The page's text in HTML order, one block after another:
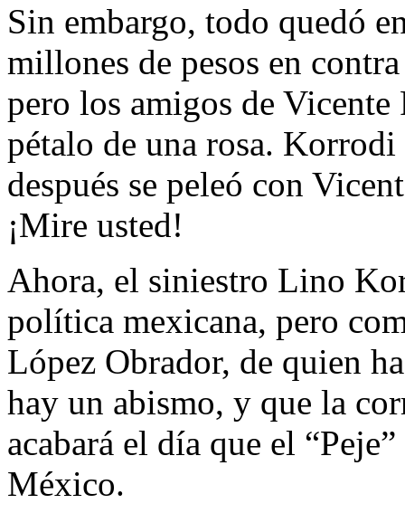
Sin embargo, todo quedó
millones de pesos en
pero los amigos de
pétalo de una rosa.
después se peleó con
¡Mire usted!
Ahora, el siniestro Lino
política mexicana, pero
López Obrador, de quien
hay un abismo, y que la
acabará el día que el
México.